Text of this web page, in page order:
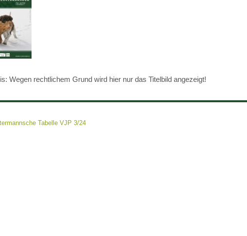
Wegen rechtlichem Grund wird hier nur das Titelbild angezeigt!
Tabelle VJP 3/24